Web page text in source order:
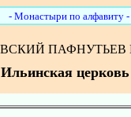
- Монастыри по алфавиту -
Ильинская